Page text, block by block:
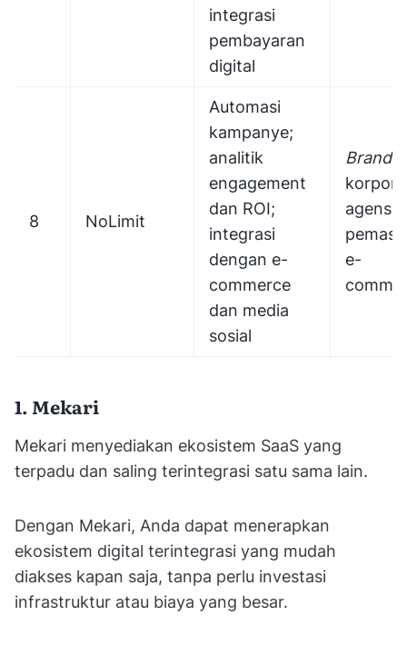
integrasi
pembayaran
digital
8 NoLimit
Automasi
kampanye;
analitik
engagement
dan ROI;
integrasi
dengan e-
commerce
dan media
sosial
Brand
agensi
e-
1. Mekari
Mekari menyediakan ekosistem SaaS yang
terpadu dan saling terintegrasi satu sama lain.
Dengan Mekari, Anda dapat menerapkan
ekosistem digital terintegrasi yang mudah
diakses kapan saja, tanpa perlu investasi
infrastruktur atau biaya yang besar.